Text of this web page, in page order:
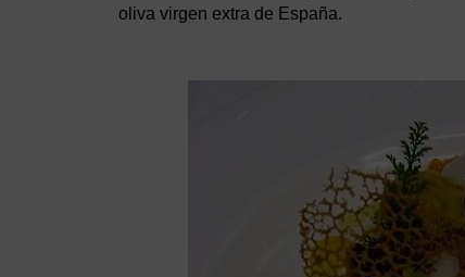
oliva virgen extra de España.